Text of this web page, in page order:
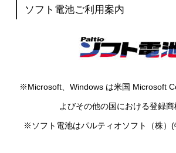
ソフト電池ご利用案内
※Microsoft、Windows は米国 Microsoft
よびその他の国における登録商
※ソフト電池はパルティオソフト（株）